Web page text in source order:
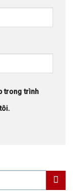
trong trình